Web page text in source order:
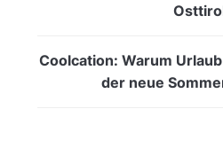
Coolcation: Warum
der neue